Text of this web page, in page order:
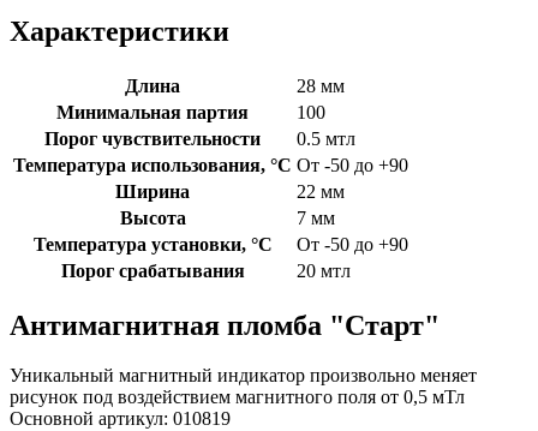
Характеристики
Длина
28 мм
Минимальная партия
100
Порог чувствительности
0.5 мтл
Температура использования, °C От -50 до +90
Ширина
22 мм
Высота
7 мм
Температура установки, °C
От -50 до +90
Порог срабатывания
20 мтл
Антимагнитная пломба "Старт"
Уникальный магнитный индикатор произвольно меняет
рисунок под воздействием магнитного поля от 0,5 мТл
Основной артикул: 010819